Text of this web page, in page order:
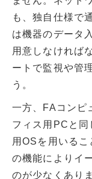
も、独自仕様で
は機器のデータ
用意しなければ
ートで監視や管
う。
一方、FAコンピ
フィス用PCと同
用OSを用いる
の機能によりイ
のが少なくあり